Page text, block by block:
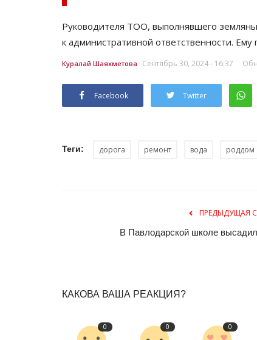
Руководителя ТОО, выполнявшего
к административной ответственности.
Куралай Шаяхметова Сентябрь 30, 2024 - 16:37
Facebook Twitter
Теги: дорога ремонт вода роддом
ПРЕДЫДУЩАЯ
В Павлодарской школе
КАКОВА ВАША РЕАКЦИЯ?
0 0 0